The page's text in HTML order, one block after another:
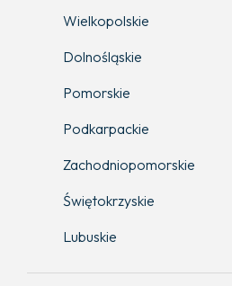
Wielkopolskie
Dolnośląskie
Pomorskie
Podkarpackie
Zachodniopomorskie
Świętokrzyskie
Lubuskie